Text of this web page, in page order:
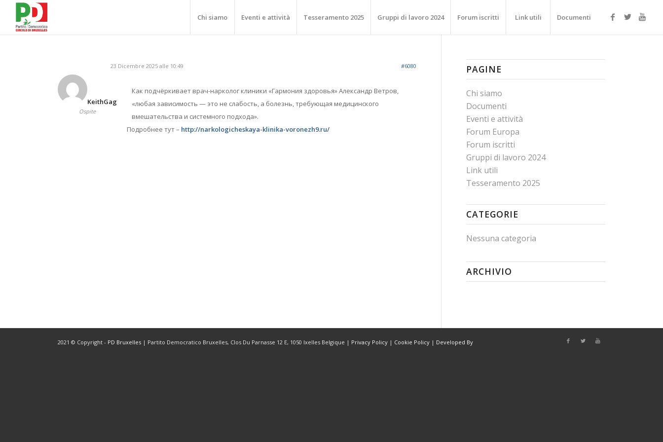
Chi siamo Eventi e attività Tesseramento 2025 Gruppi di lavoro 2024 Forum iscritti Link utili Documenti
23 Dicembre 2025 alle 10:49 #6080
KeithGag
Ospite
Как подчёркивает врач-нарколог клиники «Гармония здоровья» Александр Ветров,
«любая зависимость — это не слабость, а болезнь, требующая медицинского
вмешательства и системного подхода».
Подробнее тут – http://narkologicheskaya-klinika-voronezh9.ru/
PAGINE
Chi siamo
Documenti
Eventi e attività
Forum Europa
Forum iscritti
Gruppi di lavoro 2024
Link utili
Tesseramento 2025
CATEGORIE
Nessuna categoria
ARCHIVIO
2021 © Copyright - PD Bruxelles | Partito Democratico Bruxelles, Clos Du Parnasse 12 E, 1050 Ixelles Belgique | Privacy Policy | Cookie Policy | Developed By